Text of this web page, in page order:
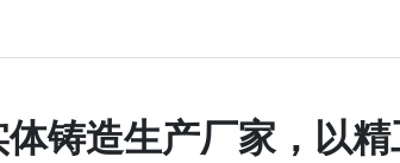
体铸造生产厂家，以